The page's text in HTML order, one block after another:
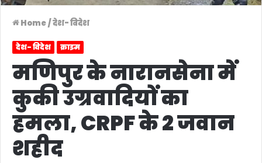
Home/देश- विदेश
देश- विदेश क्राइम
मणिपुर के नारानसेना में
कुकी उग्रवादियों का
हमला, CRPF के 2 जवान
शहीद